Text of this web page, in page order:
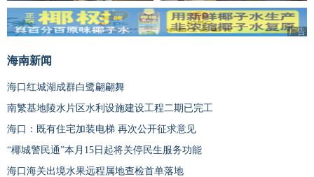
广告
海南新闻
海口红城湖成群白鹭翩翩舞
南繁基地陵水片区水利设施建设工程二期已完工
海口：既有住宅加装电梯 再次公开征求意见
“椰城警民通”本月15日起将关停民生服务功能
海口海关出境水果远程属地查检首单落地